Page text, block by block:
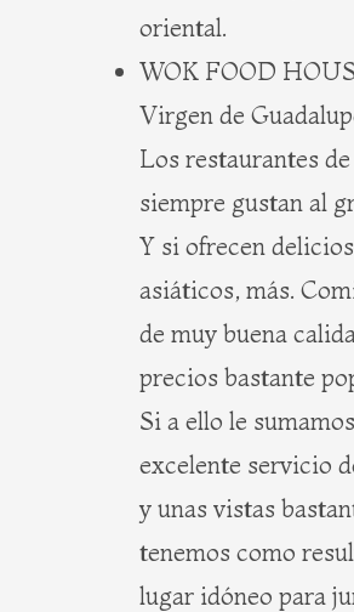
oriental.
WOK FOOD
Virgen de
Los restaurantes
siempre gustan al
Y si ofrecen
asiáticos, más.
de muy buena
precios bastante
Si a ello le
excelente servicio
y unas vistas
tenemos como
lugar idóneo para